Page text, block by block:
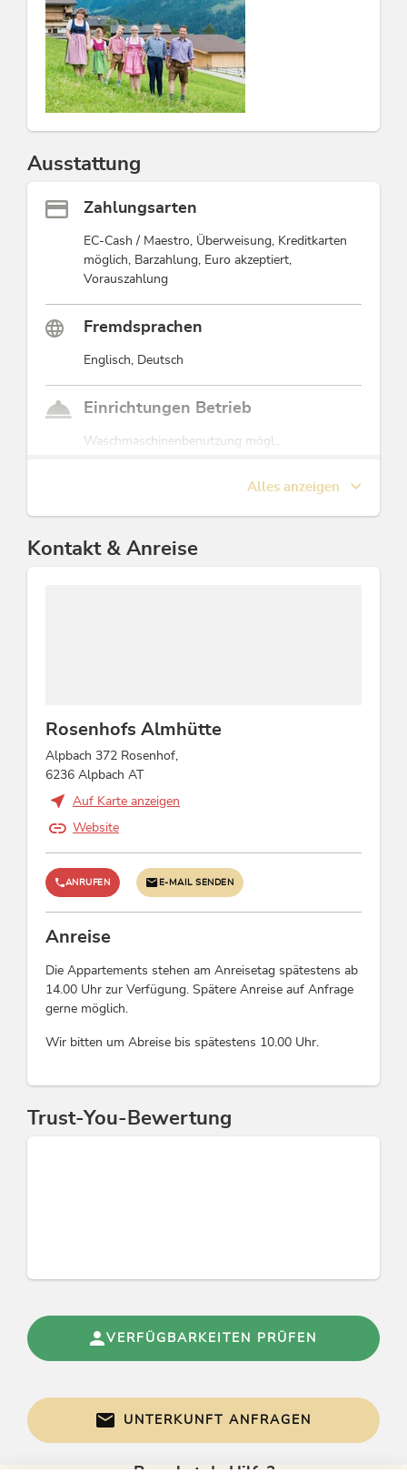
Ausstattung
Zahlungsarten
EC-Cash / Maestro, Überweisung, Kreditkarten
möglich, Barzahlung, Euro akzeptiert,
Vorauszahlung
Fremdsprachen
Englisch, Deutsch
Einrichtungen Betrieb
Waschmaschinenbenutzung mögl.,
Brandschutzeinrichtungen, Skiabstellraum, WiFi,
Nichtraucherhaus, Unterstellplatz für Auto,
Familienfreundlich, Kachelofen,
Einzelreisende, Singles, Geschäftsreisende
Kinder
Kinderspielplatz, Kinderhochstuhl, Sandkasten
Sport / Freizeit
Verpflegung
keine Verpflegung, Frühstück auf Wunsch,
Frühstück zubuchbar
Familiensommer im Alpbachtal Seenland
Alpbachtal Card mit diversen Vergünstigungen
kostenlos überdachter Parkplatz
Für Ihren Hund verrechnen wir € 15,00 pro Tag.
Alles anzeigen
Kontakt & Anreise
Rosenhofs Almhütte
Alpbach 372 Rosenhof,
6236 Alpbach AT
Auf Karte anzeigen
Website
ANRUFEN E-MAIL SENDEN
Anreise
Die Appartements stehen am Anreisetag spätestens ab
14.00 Uhr zur Verfügung. Spätere Anreise auf Anfrage
gerne möglich.
Wir bitten um Abreise bis spätestens 10.00 Uhr.
Trust-You-Bewertung
VERFÜGBARKEITEN PRÜFEN
UNTERKUNFT ANFRAGEN